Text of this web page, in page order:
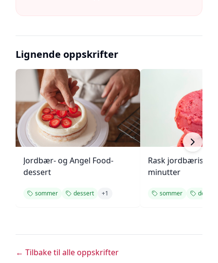
Lignende oppskrifter
Jordbær- og Angel Food-
dessert
sommer dessert +1
Rask
minutter
sommer dessert
← Tilbake til alle oppskrifter